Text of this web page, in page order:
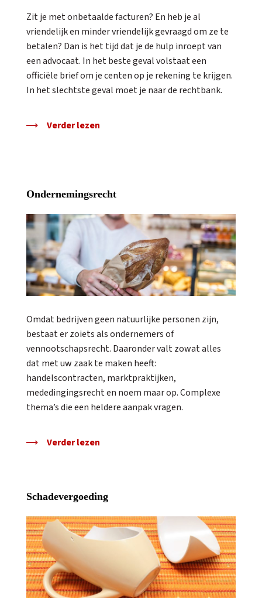
Zit je met onbetaalde facturen? En heb je al
vriendelijk en minder vriendelijk gevraagd om ze te
betalen? Dan is het tijd dat je de hulp inroept van
een advocaat. In het beste geval volstaat een
officiële brief om je centen op je rekening te krijgen.
In het slechtste geval moet je naar de rechtbank.
Verder lezen
Ondernemingsrecht
Omdat bedrijven geen natuurlijke personen zijn,
bestaat er zoiets als ondernemers of
vennootschapsrecht. Daaronder valt zowat alles
dat met uw zaak te maken heeft:
handelscontracten, marktpraktijken,
mededingingsrecht en noem maar op. Complexe
thema’s die een heldere aanpak vragen.
Verder lezen
Schadevergoeding